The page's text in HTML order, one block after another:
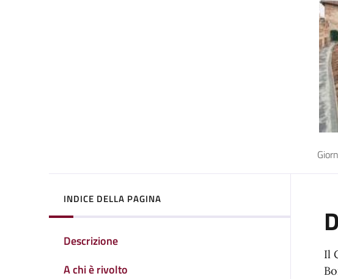
INDICE DELLA PAGINA
Descrizione
A chi è rivolto
Il